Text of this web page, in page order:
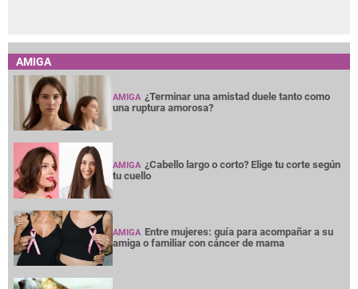
AMIGA
AMIGA ¿Terminar una amistad duele tanto como
una ruptura amorosa?
AMIGA ¿Cabello largo o corto? Elige tu corte según
tu cuello
AMIGA Entre mujeres: guía para acompañar a su
amiga o familiar con cáncer de mama